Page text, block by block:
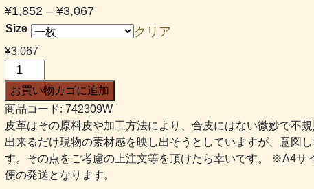
¥1,852 – ¥3,067価
格
–
¥3,067
Size クリア
¥3,067
ャ
ー
ム
キ
ッ
ト
#309
お買い物カゴに追加
商品コード: 742309W
皮革はその原料皮や加工方法により、合皮にはない微妙で不
出来るだけ現物の素材感を映し出そうとしていますが、意図
す。その点をご考慮の上注文等を頂けたら幸いです。 ※A4サ
便の発送となります。